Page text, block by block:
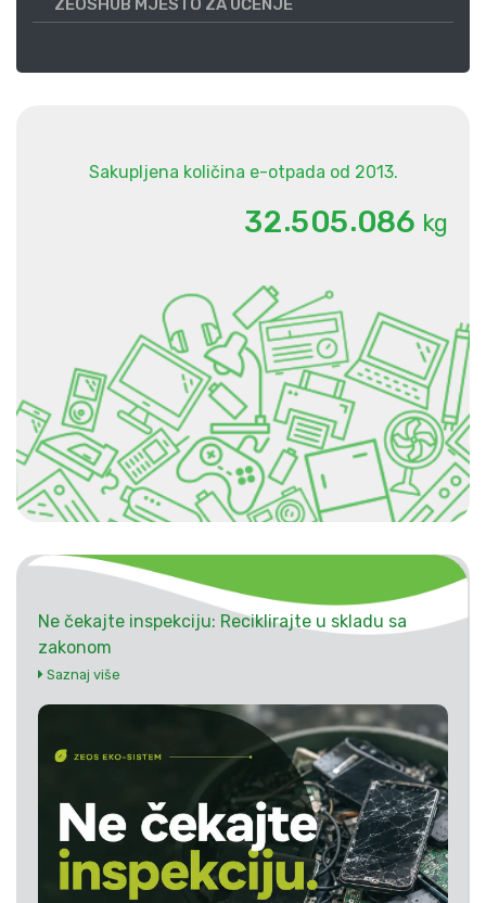
ZEOSHUB MJESTO ZA UČENJE
Sakupljena količina e-otpada od 2013.
32.505.086 kg
Ne čekajte inspekciju: Reciklirajte u skladu sa
zakonom
Saznaj više